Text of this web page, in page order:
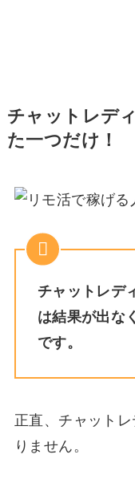
チャットレデ
た一つだけ！
チャットレデ
は結果が出な
です。
正直、チャット
りません。